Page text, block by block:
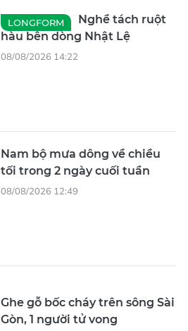
LONGFORM
Nghề tách ruột
hàu bên dòng Nhật Lệ
08/08/2026 14:22
Nam bộ mưa dông về chiều
tối trong 2 ngày cuối tuần
08/08/2026 12:49
Ghe gỗ bốc cháy trên sông Sài
Gòn, 1 người tử vong